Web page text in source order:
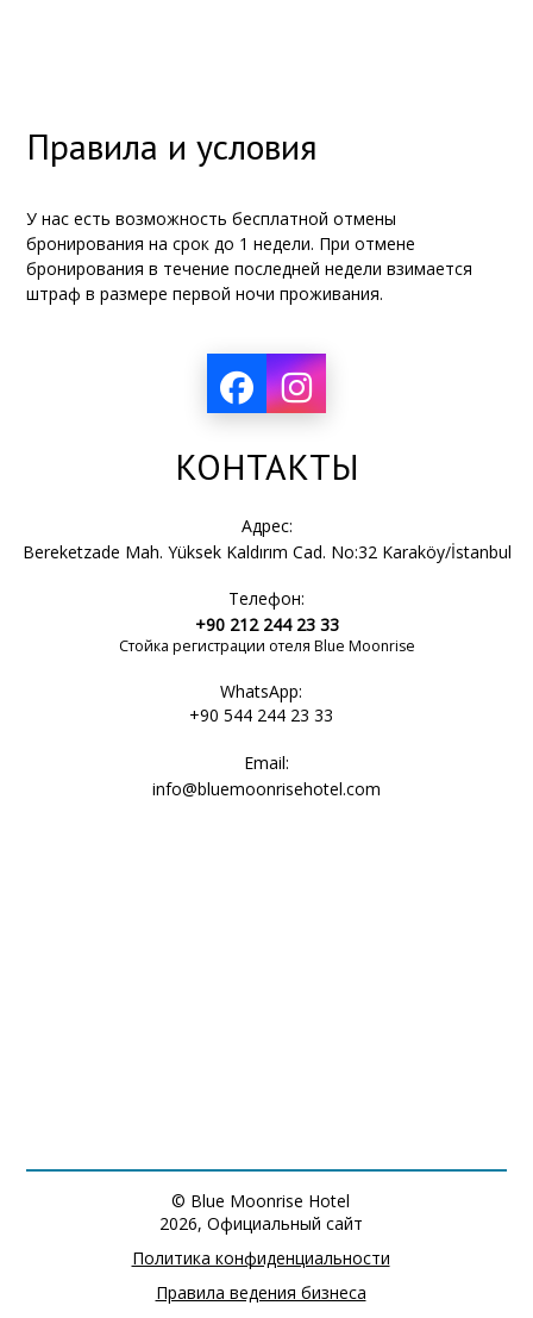
Правила и условия
У нас есть возможность бесплатной отмены
бронирования на срок до 1 недели. При отмене
бронирования в течение последней недели взимается
штраф в размере первой ночи проживания.
КОНТАКТЫ
Адрес:
Bereketzade Mah. Yüksek Kaldırım Cad. No:32 Karaköy/İstanbul
Телефон:
+90 212 244 23 33
Стойка регистрации отеля Blue Moonrise
WhatsApp:
+90 544 244 23 33
Email:
info@bluemoonrisehotel.com
© Blue Moonrise Hotel
2026, Официальный сайт
Политика конфиденциальности
Правила ведения бизнеса